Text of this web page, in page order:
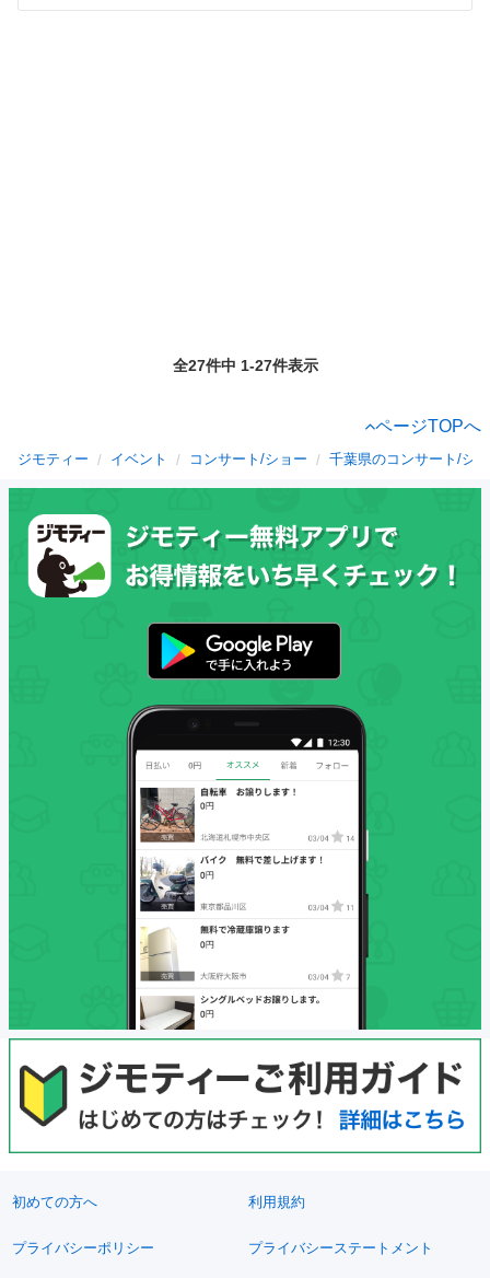
全27件中 1-27件表示
ページTOPへ
ジモティー イベント コンサート/ショー 千葉県のコンサート/シ
初めての方へ 利用規約
プライバシーポリシー プライバシーステートメント